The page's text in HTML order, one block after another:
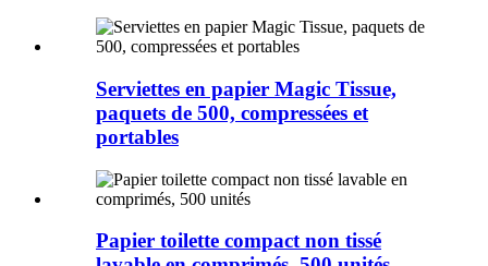
Serviettes en papier Magic Tissue,
paquets de 500, compressées et
portables
Papier toilette compact non tissé